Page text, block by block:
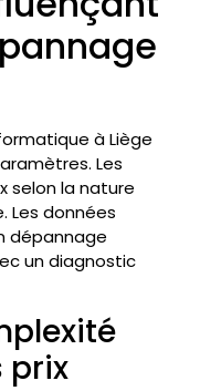
à Liège
Les
selon la nature
Les données
dépannage
un diagnostic
prix